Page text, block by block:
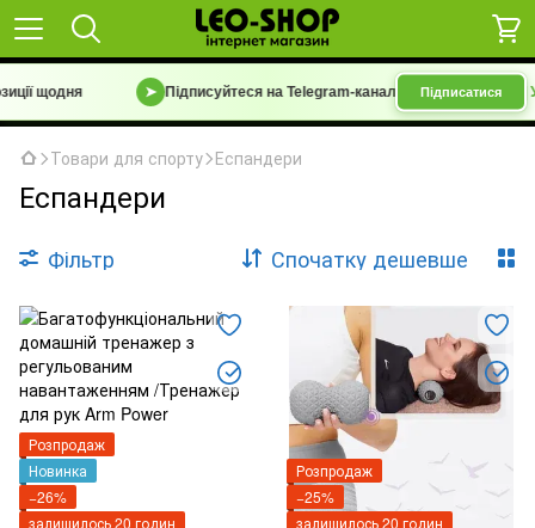
щодня ➤ Підписуйтеся на Telegram-канал«Барахолка 7 км |
Підписатися
Товари для спорту Еспандери
Еспандери
Фільтр Спочатку дешевше
Розпродаж
Новинка
−26%
залишилось 20 годин
Розпродаж
−25%
залишилось 20 годин